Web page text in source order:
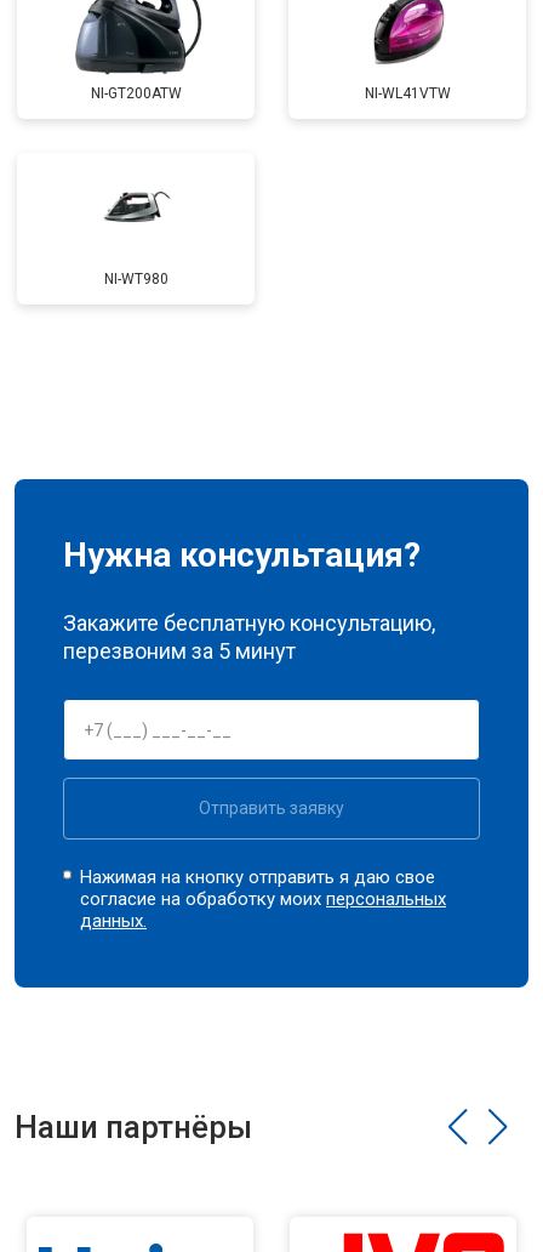
NI-GT200ATW NI-WL41VTW
NI-WT980
Нужна консультация?
Закажите бесплатную консультацию,
перезвоним за 5 минут
Отправить заявку
Нажимая на кнопку отправить я даю свое
согласие на обработку моихперсональных
данных.
Наши партнёры